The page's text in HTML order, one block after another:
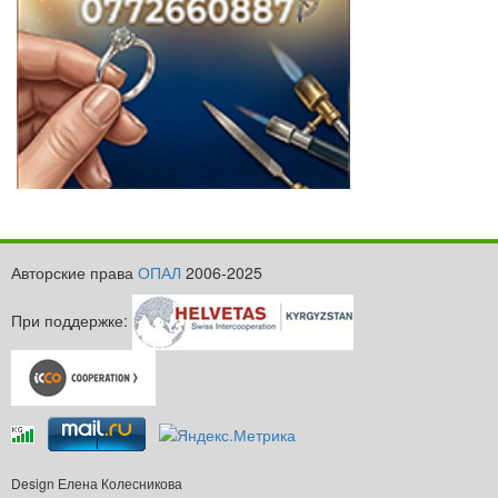
Авторские права ОПАЛ 2006-2025
При поддержке:
Design Елена Колесникова